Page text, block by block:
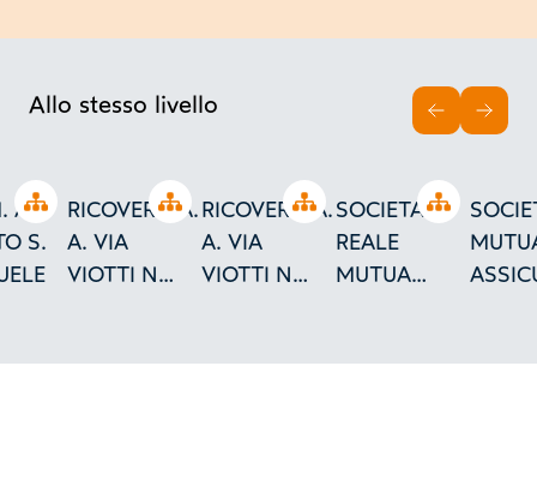
Allo stesso livello
Open tree
A.
S.
Open tree
RICOVERO A.
A. VIA
VIOTTI N
TORINO
Open tree
RICOVERO A.
A. VIA
VIOTTI N
TORINO
Open tree
SOCIETA'
REALE
MUTUA
A. A. PER GLI
INDIETRO